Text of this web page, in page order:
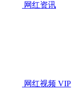
网红资讯
网红视频 VIP